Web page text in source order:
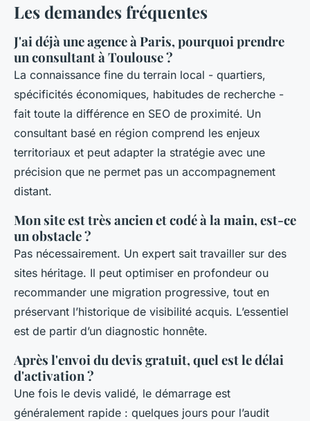
Les demandes fréquentes
J'ai déjà une agence à Paris, pourquoi prendre
un consultant à Toulouse ?
La connaissance fine du terrain local - quartiers,
spécificités économiques, habitudes de recherche -
fait toute la différence en SEO de proximité. Un
consultant basé en région comprend les enjeux
territoriaux et peut adapter la stratégie avec une
précision que ne permet pas un accompagnement
distant.
Mon site est très ancien et codé à la main, est-ce
un obstacle ?
Pas nécessairement. Un expert sait travailler sur des
sites héritage. Il peut optimiser en profondeur ou
recommander une migration progressive, tout en
préservant l’historique de visibilité acquis. L’essentiel
est de partir d’un diagnostic honnête.
Après l'envoi du devis gratuit, quel est le délai
d'activation ?
Une fois le devis validé, le démarrage est
généralement rapide : quelques jours pour l’audit